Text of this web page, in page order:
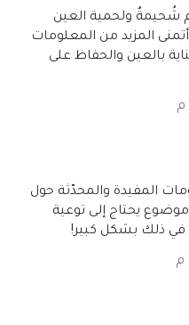
ولحمية العين
المزيد من المعلومات
بالعين والحفاظ على
المفيدة والمحدّثة حول
يحتاج إلى توعية
ذلك بشكل كبير!